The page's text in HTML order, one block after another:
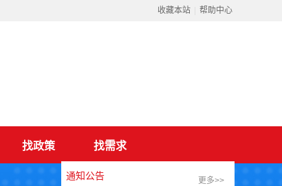
收藏本站 帮助中心
通知公告 更多>>
找政策 找需求